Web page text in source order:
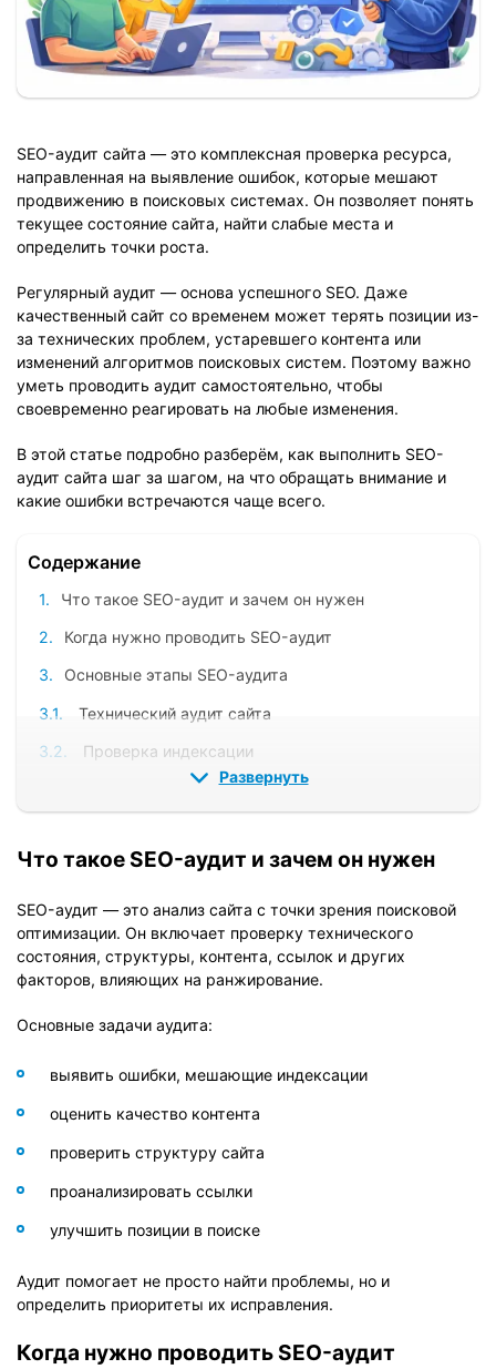
SEO-аудит сайта — это комплексная проверка ресурса,
направленная на выявление ошибок, которые мешают
продвижению в поисковых системах. Он позволяет понять
текущее состояние сайта, найти слабые места и
определить точки роста.
Регулярный аудит — основа успешного SEO. Даже
качественный сайт со временем может терять позиции из-
за технических проблем, устаревшего контента или
изменений алгоритмов поисковых систем. Поэтому важно
уметь проводить аудит самостоятельно, чтобы
своевременно реагировать на любые изменения.
В этой статье подробно разберём, как выполнить SEO-
аудит сайта шаг за шагом, на что обращать внимание и
какие ошибки встречаются чаще всего.
Содержание
Что такое SEO-аудит и зачем он нужен
Когда нужно проводить SEO-аудит
Основные этапы SEO-аудита
Технический аудит сайта
Проверка индексации
Скорость загрузки
Мобильная адаптация
Аудит структуры сайта
Аудит контента
Аудит ссылочного профиля
Аудит поведенческих факторов
Аудит юзабилити
Инструменты для SEO-аудита
Развернуть
Что такое SEO-аудит и зачем он нужен
SEO-аудит — это анализ сайта с точки зрения поисковой
оптимизации. Он включает проверку технического
состояния, структуры, контента, ссылок и других
факторов, влияющих на ранжирование.
Основные задачи аудита:
выявить ошибки, мешающие индексации
оценить качество контента
проверить структуру сайта
проанализировать ссылки
улучшить позиции в поиске
Аудит помогает не просто найти проблемы, но и
определить приоритеты их исправления.
Когда нужно проводить SEO-аудит